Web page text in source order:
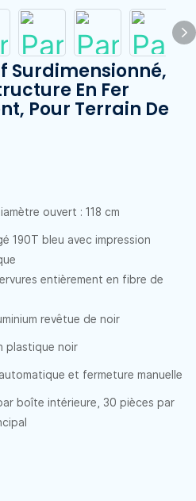
Surdimensionné,
En Fer
Pour Terrain De
ouvert : 118 cm
190T bleu avec impression
entièrement en fibre de
revêtue de noir
plastique noir
et fermeture manuelle
boîte intérieure, 30 pièces par